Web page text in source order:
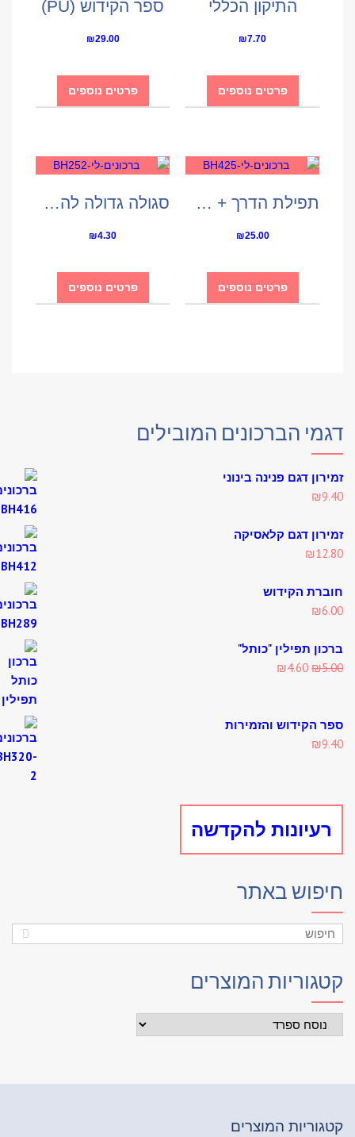
התיקון הכללי
₪
פרטים נוספים
ספר הקידוש (PU)
₪
פרטים נוספים
תפילת הדרך + מראה
₪
פרטים נוספים
סגולה גדולה להצלחה
₪
פרטים נוספים
הברכונים המובילים
דגם פנינה בינוני
₪
דגם קלאסיקה
₪
הקידוש
₪
תפילין "כותל"
₪
Original
₪5.00.
₪4.60
Current
₪4.60.
הקידוש והזמירות
₪
להקדשה
באתר
המוצרים
המוצרים